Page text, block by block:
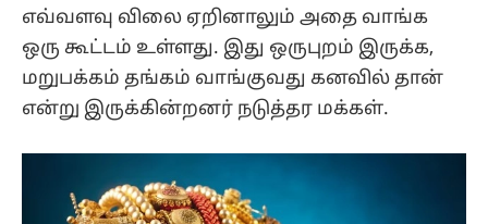
எவ்வளவு விலை ஏறினாலும் அதை வாங்க
ஒரு கூட்டம் உள்ளது. இது ஒருபுறம் இருக்க,
மறுபக்கம் தங்கம் வாங்குவது கனவில் தான்
என்று இருக்கின்றனர் நடுத்தர மக்கள்.